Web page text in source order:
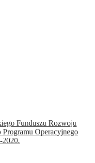
Funduszu Rozwoju
Operacyjnego
2020.